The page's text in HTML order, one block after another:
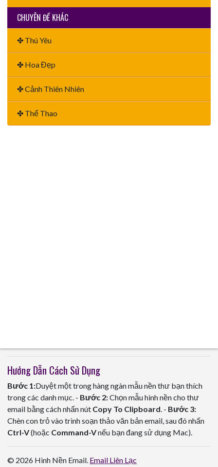
CHUYÊN ĐỀ KHÁC
✤ Thú Yêu
✤ Hoa Đẹp
✤ Cảnh Thiên Nhiên
✤ Thể Thao
Hướng Dẫn Cách Sử Dụng
Bước 1:Duyệt một trong hàng ngàn mẫu nền thư bạn thích
trong các danh mục. - Bước 2:Chọn mẫu hình nền cho thư
email bằng cách nhấn nút Copy To Clipboard . - Bước 3:
Chèn con trỏ vào trình soạn thảo văn bản email, sau đó nhấn
Ctrl-V(hoặc Command-Vnếu bạn đang sử dụng Mac).
© 2026 Hình Nền Email. Email Liên Lạc